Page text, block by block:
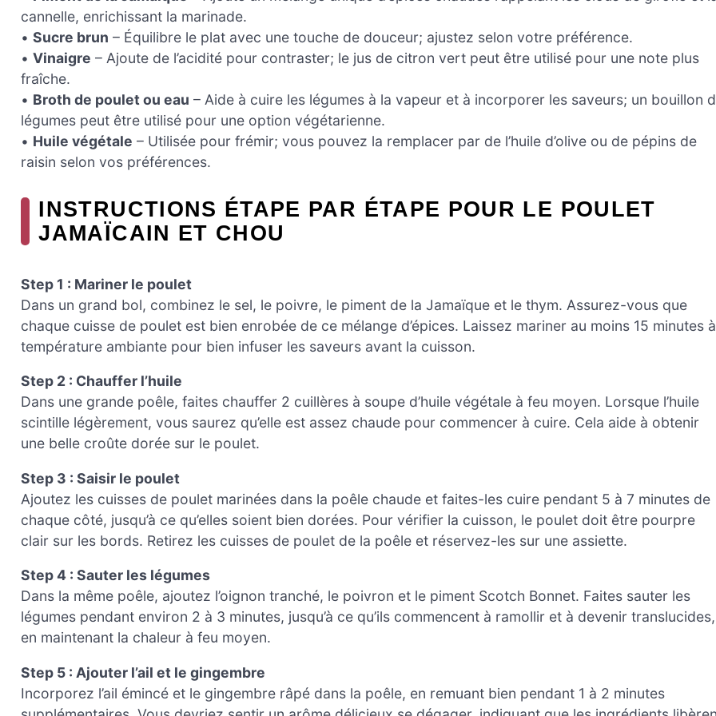
cannelle, enrichissant la marinade.
• Sucre brun – Équilibre le plat avec une touche de douceur; ajustez selon votre préférence.
• Vinaigre – Ajoute de l’acidité pour contraster; le jus de citron vert peut être utilisé pour une note plus
fraîche.
• Broth de poulet ou eau – Aide à cuire les légumes à la vapeur et à incorporer les saveurs; un bouillon
légumes peut être utilisé pour une option végétarienne.
• Huile végétale – Utilisée pour frémir; vous pouvez la remplacer par de l’huile d’olive ou de pépins de
raisin selon vos préférences.
INSTRUCTIONS ÉTAPE PAR ÉTAPE POUR LE POULET
JAMAÏCAIN ET CHOU
Step 1 : Mariner le poulet
Dans un grand bol, combinez le sel, le poivre, le piment de la Jamaïque et le thym. Assurez-vous que
chaque cuisse de poulet est bien enrobée de ce mélange d’épices. Laissez mariner au moins 15 minutes à
température ambiante pour bien infuser les saveurs avant la cuisson.
Step 2 : Chauffer l’huile
Dans une grande poêle, faites chauffer 2 cuillères à soupe d’huile végétale à feu moyen. Lorsque l’huile
scintille légèrement, vous saurez qu’elle est assez chaude pour commencer à cuire. Cela aide à obtenir
une belle croûte dorée sur le poulet.
Step 3 : Saisir le poulet
Ajoutez les cuisses de poulet marinées dans la poêle chaude et faites-les cuire pendant 5 à 7 minutes de
chaque côté, jusqu’à ce qu’elles soient bien dorées. Pour vérifier la cuisson, le poulet doit être pourpre
clair sur les bords. Retirez les cuisses de poulet de la poêle et réservez-les sur une assiette.
Step 4 : Sauter les légumes
Dans la même poêle, ajoutez l’oignon tranché, le poivron et le piment Scotch Bonnet. Faites sauter les
légumes pendant environ 2 à 3 minutes, jusqu’à ce qu’ils commencent à ramollir et à devenir translucides,
en maintenant la chaleur à feu moyen.
Step 5 : Ajouter l’ail et le gingembre
Incorporez l’ail émincé et le gingembre râpé dans la poêle, en remuant bien pendant 1 à 2 minutes